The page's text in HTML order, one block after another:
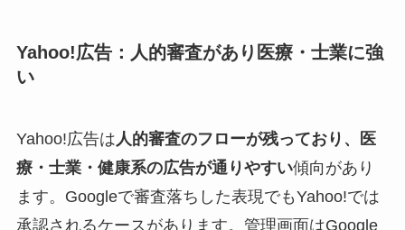
Yahoo!広告：人的審査があり医療・士業に強
い
Yahoo!広告は 人的審査のフローが残っており、医
療・士業・健康系の広告が通りやすい傾向があり
ます。Googleで審査落ちした表現でもYahoo!では
承認されるケースがあります。管理画面はGoogle